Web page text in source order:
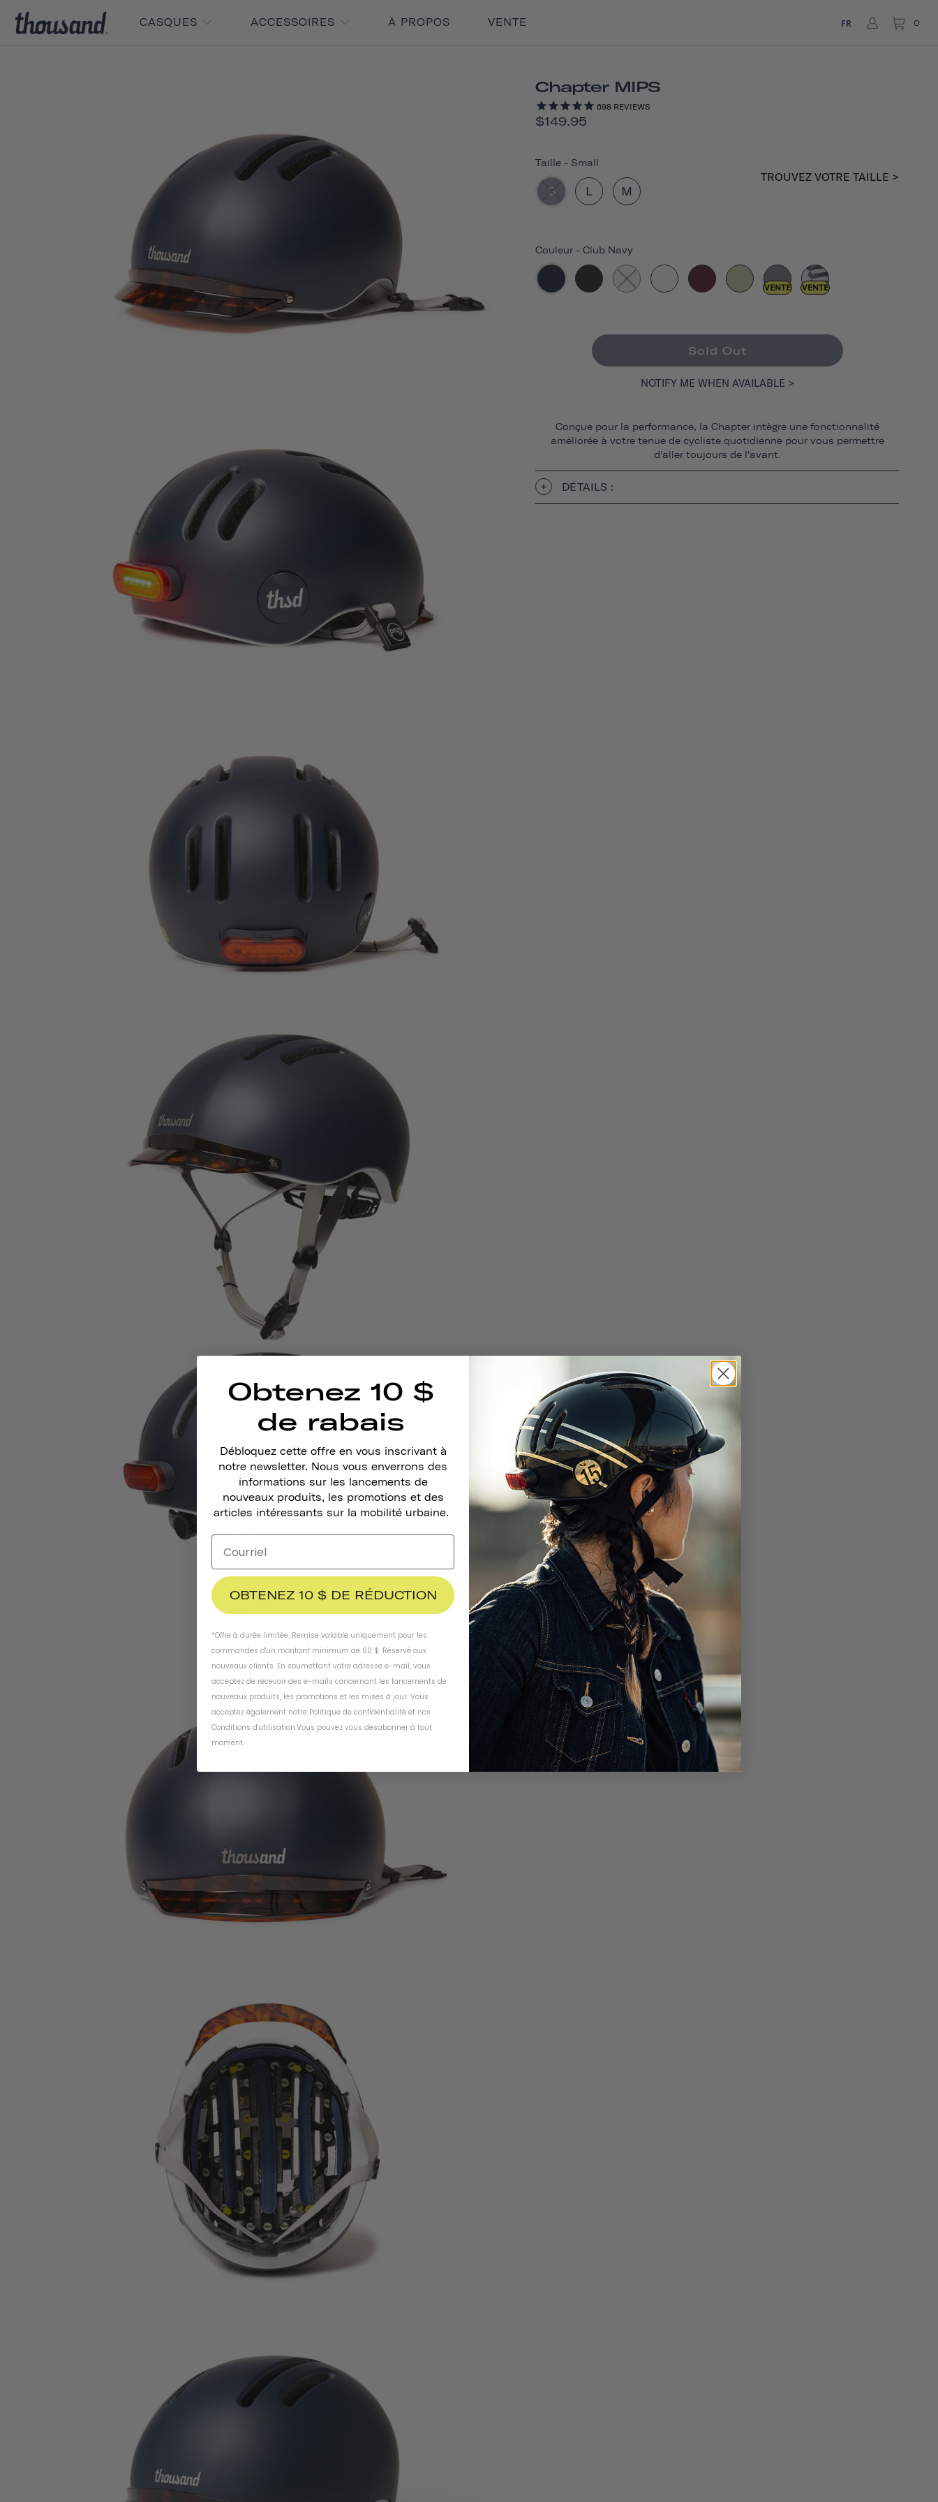
CASQUES ACCESSOIRES À PROPOS VENTE FR 0
Chapter MIPS
698 REVIEWS
$149.95
Couleur - Club Navy
VENTE VENTE
Taille - Small
S L M
TROUVEZ VOTRE TAILLE >
Sold Out
NOTIFY ME WHEN AVAILABLE >
Conçue pour la performance, la Chapter intègre une fonctionnalité
améliorée à votre tenue de cycliste quotidienne pour vous permettre
d'aller toujours de l'avant.
DÉTAILS :
Obtenez 10 $
de rabais
Débloquez cette offre en vous inscrivant à
notre newsletter. Nous vous enverrons des
informations sur les lancements de
nouveaux produits, les promotions et des
articles intéressants sur la mobilité urbaine.
OBTENEZ 10 $ DE RÉDUCTION
*Offre à durée limitée. Remise valable uniquement pour les
commandes d'un montant minimum de 60 $. Réservé aux
nouveaux clients. En soumettant votre adresse e-mail, vous
acceptez de recevoir des e-mails concernant les lancements de
nouveaux produits, les promotions et les mises à jour. Vous
acceptez également notre Politique de confidentialité et nos
Conditions d'utilisation.Vous pouvez vous désabonner à tout
moment.